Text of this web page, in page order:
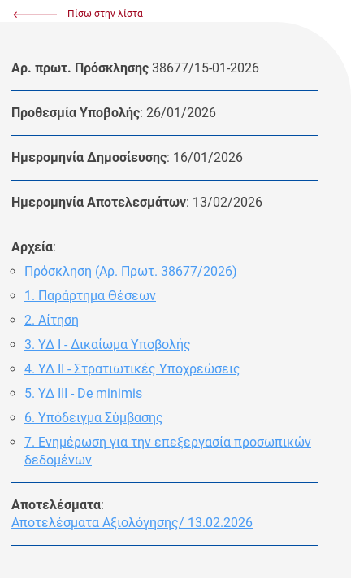
Πίσω στην λίστα
Αρ. πρωτ. Πρόσκλησης 38677/15-01-2026
Προθεσμία Υποβολής: 26/01/2026
Ημερομηνία Δημοσίευσης: 16/01/2026
Ημερομηνία Αποτελεσμάτων: 13/02/2026
Αρχεία:
Πρόσκληση (Αρ. Πρωτ. 38677/2026)
1. Παράρτημα Θέσεων
2. Αίτηση
3. ΥΔ Ι - Δικαίωμα Υποβολής
4. ΥΔ ΙΙ - Στρατιωτικές Υποχρεώσεις
5. ΥΔ ΙΙΙ - De minimis
6. Υπόδειγμα Σύμβασης
7. Ενημέρωση για την επεξεργασία προσωπικών
δεδομένων
Αποτελέσματα:
Αποτελέσματα Αξιολόγησης/ 13.02.2026